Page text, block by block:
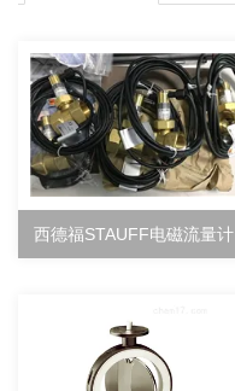
西德福STAUFF电磁流量计